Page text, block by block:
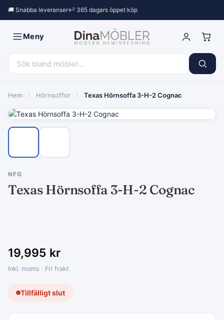
🚚 Snabba leveranser↩︎ 365 dagars öppet köp
Meny
Hem › Hörnsoffor › Texas Hörnsoffa 3-H-2 Cognac
NFG
Texas Hörnsoffa 3-H-2 Cognac
19,995 kr
Inkl. moms · Fri frakt
Tillfälligt slut